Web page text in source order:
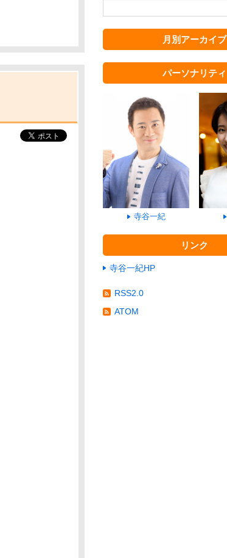
月別アーカイブ
パーソナリティ
寺谷一紀
リンク
寺谷一紀HP
RSS2.0
ATOM